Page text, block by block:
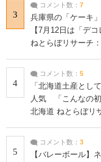
3
コメント数： 7
兵庫県の「ケーキ
【7月12日は「デ
ねとらぼリサーチ
4
コメント数： 5
「北海道土産とし
人気 「こんなの初
北海道 ねとらぼリ
5
コメント数： 3
【バレーボール】